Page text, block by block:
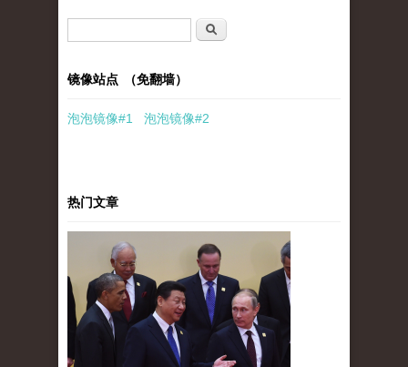
搜索
镜像站点 （免翻墙）
泡泡镜像#1 泡泡镜像#2
热门文章